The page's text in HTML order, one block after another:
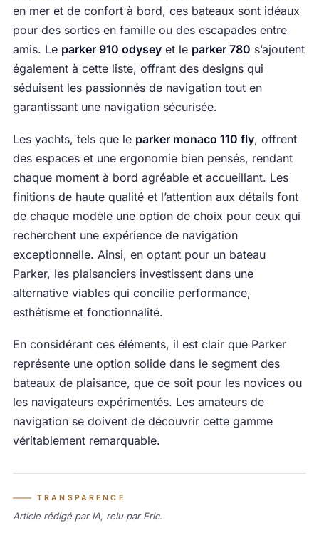
en mer et de confort à bord, ces bateaux sont idéaux
pour des sorties en famille ou des escapades entre
amis. Le parker 910 odyseyet le parker 780 s’ajoutent
également à cette liste, offrant des designs qui
séduisent les passionnés de navigation tout en
garantissant une navigation sécurisée.
Les yachts, tels que le parker monaco 110 fly, offrent
des espaces et une ergonomie bien pensés, rendant
chaque moment à bord agréable et accueillant. Les
finitions de haute qualité et l’attention aux détails font
de chaque modèle une option de choix pour ceux qui
recherchent une expérience de navigation
exceptionnelle. Ainsi, en optant pour un bateau
Parker, les plaisanciers investissent dans une
alternative viables qui concilie performance,
esthétisme et fonctionnalité.
En considérant ces éléments, il est clair que Parker
représente une option solide dans le segment des
bateaux de plaisance, que ce soit pour les novices ou
les navigateurs expérimentés. Les amateurs de
navigation se doivent de découvrir cette gamme
véritablement remarquable.
TRANSPARENCE
Article rédigé par IA, relu par Eric.